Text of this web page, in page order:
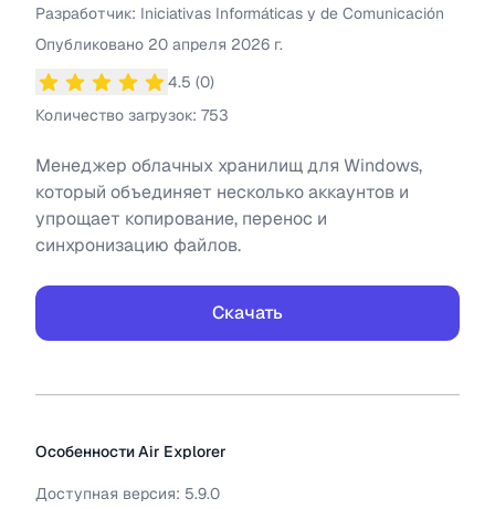
Разработчик: Iniciativas Informáticas y de Comunicación
Информация оAir Explorer
Опубликовано 20 апреля 2026 г.
4.5 (0)
Средний рейтинг4.5из 5 звезд
Количество загрузок: 753
Менеджер облачных хранилищ для Windows,
который объединяет несколько аккаунтов и
упрощает копирование, перенос и
синхронизацию файлов.
Скачать
ОсобенностиAir Explorer
Доступная версия: 5.9.0